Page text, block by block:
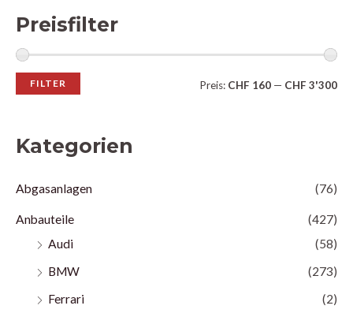
Preisfilter
FILTER Preis: CHF 160 — CHF 3'300
Kategorien
Abgasanlagen (76)
Anbauteile
(427)
Audi
(58)
BMW
(273)
Ferrari
(2)